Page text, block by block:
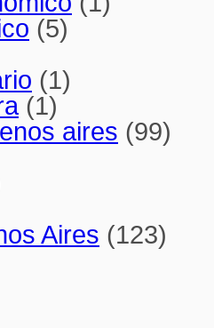
(5)
(1)
(1)
aires (99)
Aires (123)